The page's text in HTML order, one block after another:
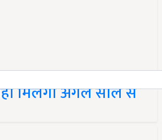
मिलेगा अगले साल से